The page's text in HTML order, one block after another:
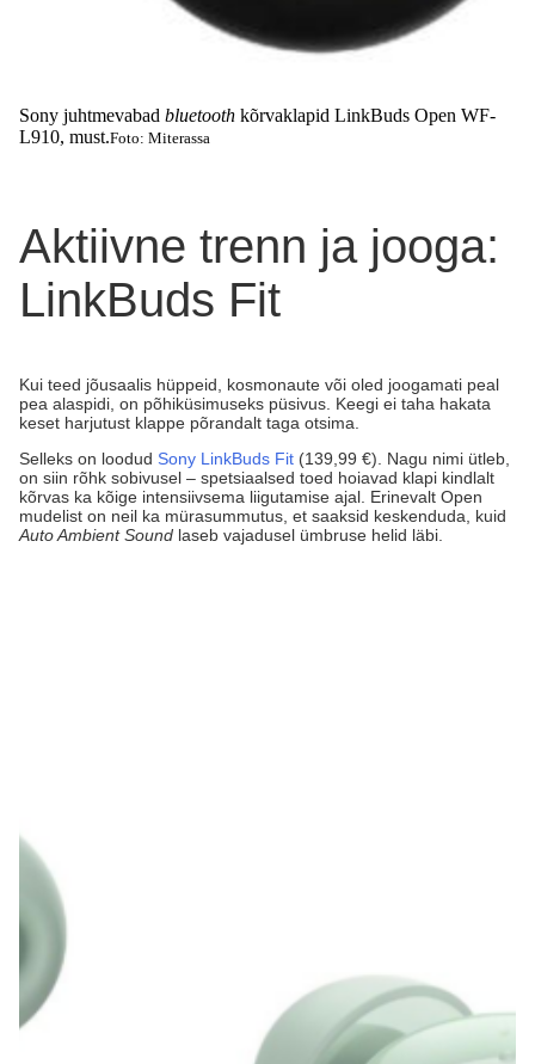
Sony juhtmevabad bluetooth kõrvaklapid LinkBuds Open WF-
L910, must.Foto: Miterassa
Aktiivne trenn ja jooga:
LinkBuds Fit
Kui teed jõusaalis hüppeid, kosmonaute või oled joogamati peal
pea alaspidi, on põhiküsimuseks püsivus. Keegi ei taha hakata
keset harjutust klappe põrandalt taga otsima.
Selleks on loodud Sony LinkBuds Fit (139,99 €). Nagu nimi ütleb,
on siin rõhk sobivusel – spetsiaalsed toed hoiavad klapi kindlalt
kõrvas ka kõige intensiivsema liigutamise ajal. Erinevalt Open
mudelist on neil ka mürasummutus, et saaksid keskenduda, kuid
Auto Ambient Sound laseb vajadusel ümbruse helid läbi.